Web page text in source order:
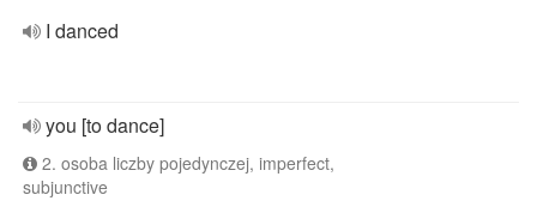
I danced
you [to dance]
2. osoba liczby pojedynczej, imperfect,
subjunctive